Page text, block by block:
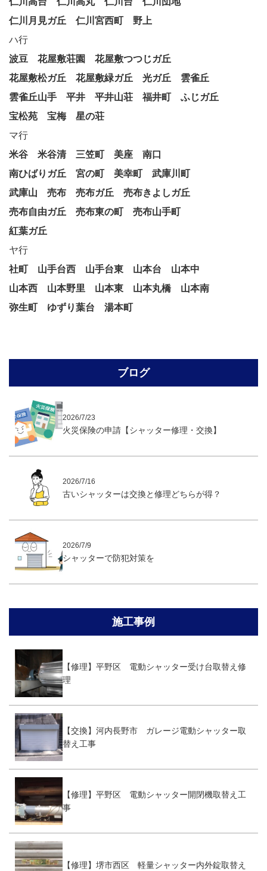
仁川月見ガ丘
仁川宮西町
野上
ハ行
波豆
花屋敷荘園
花屋敷つつじガ丘
花屋敷松ガ丘
花屋敷緑ガ丘 光ガ丘
雲雀丘
雲雀丘山手
平井 平井山荘 福井町
ふじガ丘
宝松苑
宝梅
星の荘
マ行
米谷
米谷清 三笠町 美座
南口
南ひばりガ丘
宮の町 美幸町
武庫川町
武庫山
売布 売布ガ丘
売布きよしガ丘
売布自由ガ丘
売布東の町
売布山手町
紅葉ガ丘
ヤ行
社町
山手台西 山手台東 山本台
山本中
山本西
山本野里 山本東 山本丸橋
山本南
弥生町
ゆずり葉台 湯本町
ブログ
2026/7/23
火災保険の申請【シャッター修理・交換】
2026/7/16
古いシャッターは交換と修理どちらが得？
2026/7/9
シャッターで防犯対策を
施工事例
【修理】平野区 電動シャッター受け台取替え修
理
【交換】河内長野市 ガレージ電動シャッター取
替え工事
【修理】平野区 電動シャッター開閉機取替え工
事
【修理】堺市西区 軽量シャッター内外錠取替え